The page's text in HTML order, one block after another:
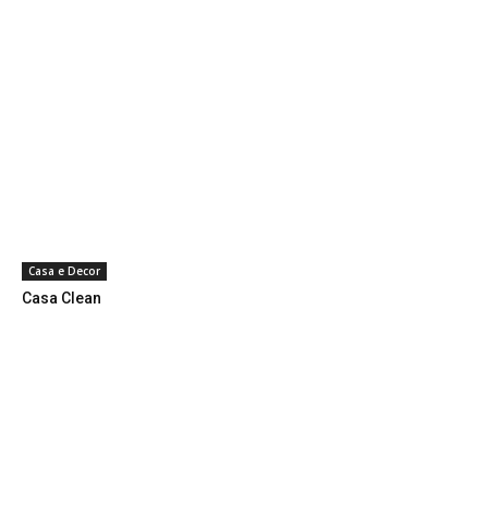
Casa e Decor
Casa Clean